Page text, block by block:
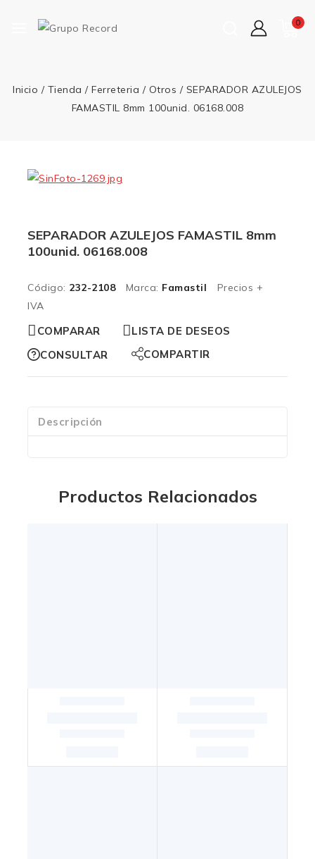
0
Inicio / Tienda / Ferreteria / Otros / SEPARADOR AZULEJOS
FAMASTIL 8mm 100unid. 06168.008
SEPARADOR AZULEJOS FAMASTIL 8mm
100unid. 06168.008
Código: 232-2108 Marca: Famastil Precios +
IVA
COMPARAR
LISTA DE DESEOS
CONSULTAR
COMPARTIR
Descripción
Productos Relacionados